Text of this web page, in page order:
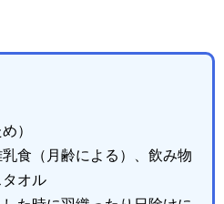
）
食（月齢による）、飲み物
タオル